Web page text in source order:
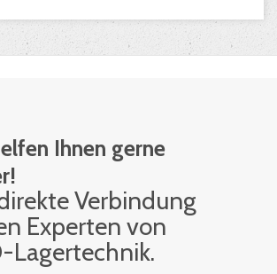
Ihnen gerne
Ver­bin­dung
Ex­per­ten von
La­ger­tech­nik.